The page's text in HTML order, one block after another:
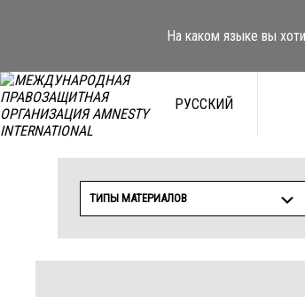
На каком языке вы
РУССКИЙ
ТИПЫ МАТЕРИАЛОВ